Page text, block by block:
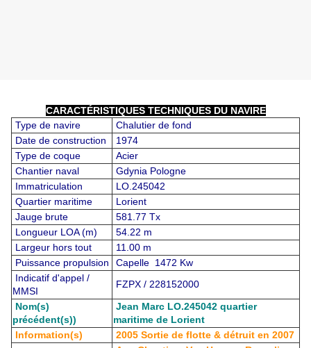
CARACTÉRISTIQUES TECHNIQUES DU NAVIRE
Type de navire
Chalutier de fond
Date de construction
1974
Type de coque
Acier
Chantier naval
Gdynia Pologne
Immatriculation
LO.245042
Quartier maritime
Lorient
Jauge brute
581.77 Tx
Longueur LOA (m)
54.22 m
Largeur hors tout
11.00 m
Puissance propulsion
Capelle 1472 Kw
Indicatif d'appel /
MMSI
FZPX / 228152000
Nom(s)
précédent(s))
Jean Marc LO.245042 quartier
maritime de Lorient
Information(s)
2005 Sortie de flotte & détruit en 2007